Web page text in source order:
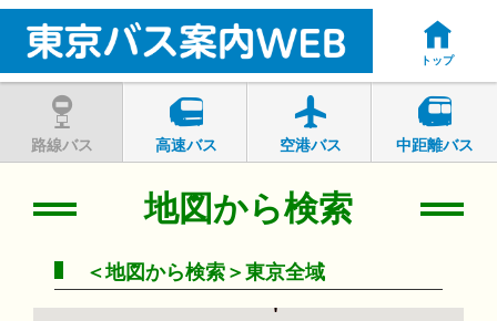
トップ
路線バス 高速バス 空港バス 中距離バス
地図から検索
＜地図から検索＞東京全域